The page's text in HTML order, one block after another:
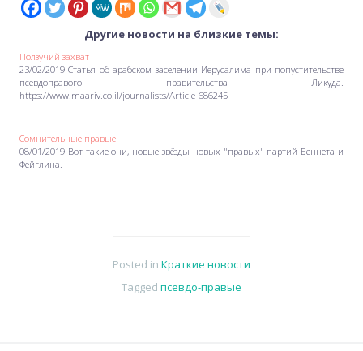
Другие новости на близкие темы:
Ползучий захват
23/02/2019 Статья об арабском заселении Иерусалима при попустительстве
псевдоправого правительства Ликуда.
https://www.maariv.co.il/journalists/Article-686245
Сомнительные правые
08/01/2019 Вот такие они, новые звёзды новых "правых" партий Беннета и
Фейглина.
Posted in Краткие новости
Tagged псевдо-правые